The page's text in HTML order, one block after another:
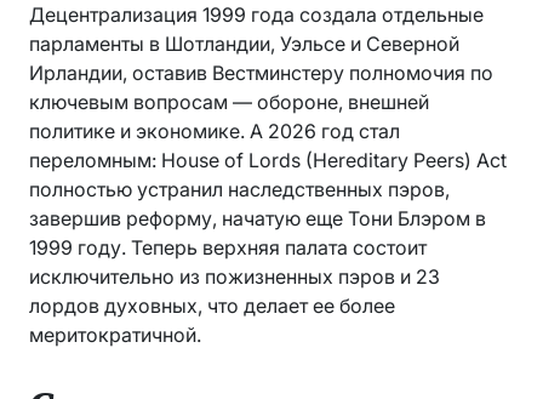
Децентрализация 1999 года создала отдельные
парламенты в Шотландии, Уэльсе и Северной
Ирландии, оставив Вестминстеру полномочия по
ключевым вопросам — обороне, внешней
политике и экономике. А 2026 год стал
переломным: House of Lords (Hereditary Peers) Act
полностью устранил наследственных пэров,
завершив реформу, начатую еще Тони Блэром в
1999 году. Теперь верхняя палата состоит
исключительно из пожизненных пэров и 23
лордов духовных, что делает ее более
меритократичной.